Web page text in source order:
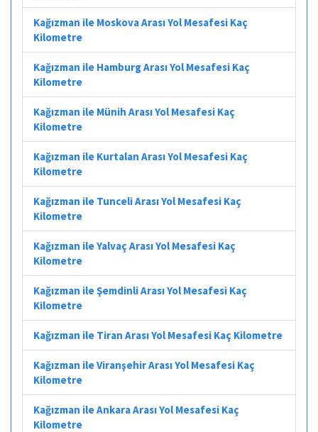
Kağızman ile Moskova Arası Yol Mesafesi Kaç
Kilometre
Kağızman ile Hamburg Arası Yol Mesafesi Kaç
Kilometre
Kağızman ile Münih Arası Yol Mesafesi Kaç
Kilometre
Kağızman ile Kurtalan Arası Yol Mesafesi Kaç
Kilometre
Kağızman ile Tunceli Arası Yol Mesafesi Kaç
Kilometre
Kağızman ile Yalvaç Arası Yol Mesafesi Kaç
Kilometre
Kağızman ile Şemdinli Arası Yol Mesafesi Kaç
Kilometre
Kağızman ile Tiran Arası Yol Mesafesi Kaç Kilometre
Kağızman ile Viranşehir Arası Yol Mesafesi Kaç
Kilometre
Kağızman ile Ankara Arası Yol Mesafesi Kaç
Kilometre